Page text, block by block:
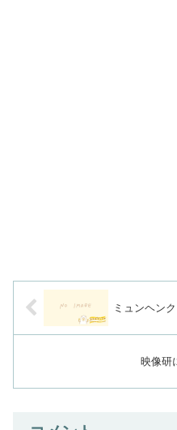
ミュンヘン
映像研